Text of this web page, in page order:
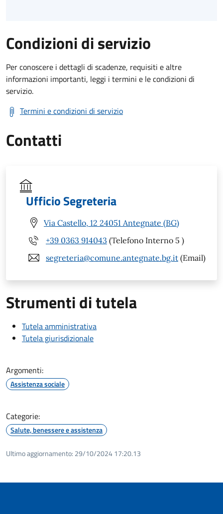
Condizioni di servizio
Per conoscere i dettagli di scadenze, requisiti e altre
informazioni importanti, leggi i termini e le condizioni di
servizio.
Termini e condizioni di servizio
Contatti
Ufficio Segreteria
Via Castello, 12 24051 Antegnate (BG)
+39 0363 914043 (Telefono Interno 5 )
segreteria@comune.antegnate.bg.it (Email)
Strumenti di tutela
Tutela amministrativa
Tutela giurisdizionale
Argomenti:
Assistenza sociale
Categorie:
Salute, benessere e assistenza
Ultimo aggiornamento: 29/10/2024 17:20.13